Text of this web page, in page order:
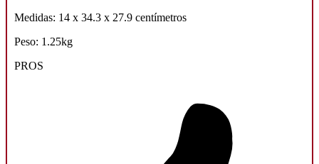
Medidas: 14 x 34.3 x 27.9 centímetros
Peso: 1.25kg
PROS